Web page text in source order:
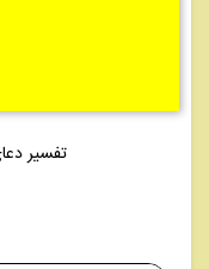
تفسیر